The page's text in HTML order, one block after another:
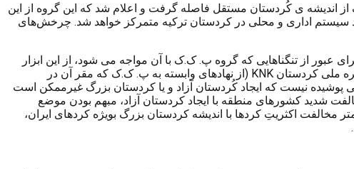
۲۰۰۰ میلادی در شمال عراق برگزار شد- پ. ک.ک از اندیشه ی کُردستان مستقل فاصله گرفت و اعلام شد که این گروه از این
سیستم اداری و محلی در کردستان ترکیه متمرکز خواهد شد. چرخش‌های
از تنگناهایی که گروه پ. ک.ک با آن مواجه می شود، از این ابزار
KNK (از نهادهای وابسته به پ. ک.ک که مقر آن در
پوشیده نیست که ایجاد کُردستان آزاد و یا کردستان بزرگ غیرممکن است
شدید کشورهای منطقه با ایجاد کردستان آزاد، مبهم بودن موضع
اکثریتِ کردها با اندیشه کردستان بزرگ بویژه کردهای ایران،